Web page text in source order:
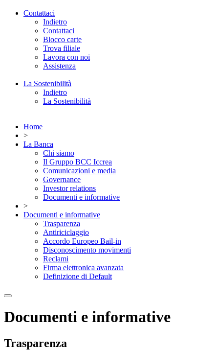
Contattaci
Indietro
Contattaci
Blocco carte
Trova filiale
Lavora con noi
Assistenza
La Sostenibilità
Indietro
La Sostenibilità
Home
>
La Banca
Chi siamo
Il Gruppo BCC Iccrea
Comunicazioni e media
Governance
Investor relations
Documenti e informative
>
Documenti e informative
Trasparenza
Antiriciclaggio
Accordo Europeo Bail-in
Disconoscimento movimenti
Reclami
Firma elettronica avanzata
Definizione di Default
Documenti e informative
Trasparenza